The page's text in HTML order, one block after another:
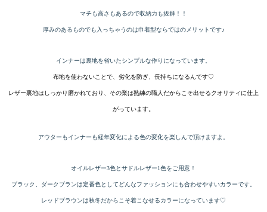
マチも高さもあるので収納力も抜群！！
厚みのあるものでも入っちゃうのは巾着型ならではのメリットです♪
インナーは裏地を省いたシンプルな作りになっています。
布地を使わないことで、劣化を防ぎ、長持ちになるんです♡
レザー裏地はしっかり磨かれており、その業は熟練の職人だからこそ出せるクオリティに仕上
がっています。
アウターもインナーも経年変化による色の変化を楽しんで頂けますよ。
オイルレザー3色とサドルレザー1色をご用意！
ブラック、ダークブランは定番色としてどんなファッションにも合わせやすいカラーです。
レッドブラウンは秋冬だからこそ着こなせるカラーになっています♡